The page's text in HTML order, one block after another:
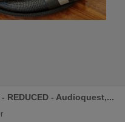
REDUCED - Audioquest,...